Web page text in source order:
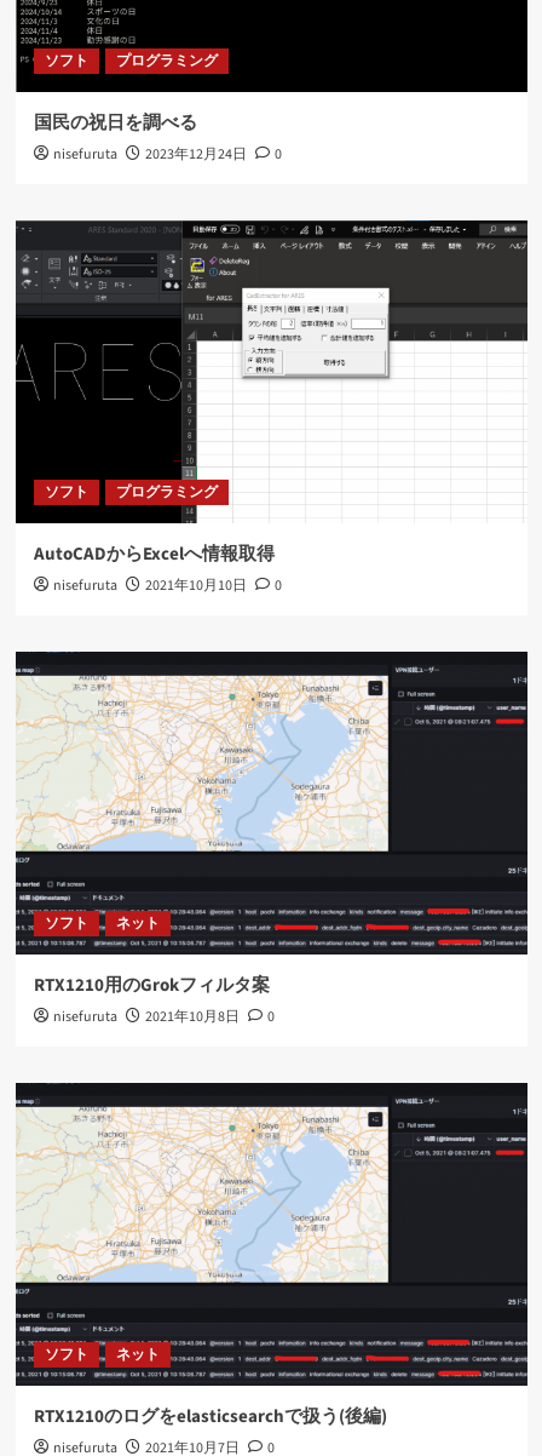
ソフト プログラミング
国民の祝日を調べる
nisefuruta 2023年12月24日 0
ソフト プログラミング
AutoCADからExcelへ情報取得
nisefuruta 2021年10月10日 0
ソフト ネット
RTX1210用のGrokフィルタ案
nisefuruta 2021年10月8日 0
ソフト ネット
RTX1210のログをelasticsearchで扱う(後編)
nisefuruta 2021年10月7日 0